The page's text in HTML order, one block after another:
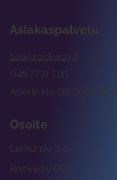
Asiakaspalvelu
tuki@rockway.fi
Arkisin klo 09:00 -15:00
045 7731 1111
Osoite
Rockway Oy
Lemuntie 3-5